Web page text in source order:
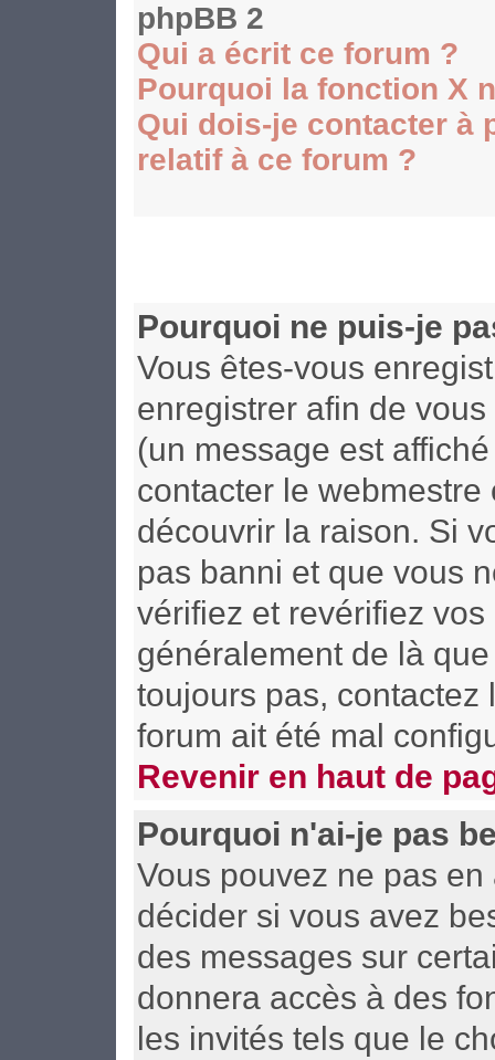
phpBB 2
Qui a écrit ce forum ?
Pourquoi la fonction X
Qui dois-je contacter à
relatif à ce forum ?
Pourquoi ne puis-je
Vous êtes-vous
enregistrer afin de
(un message est
contacter le
découvrir la raison. Si
pas banni et que vous
vérifiez et revérifiez
généralement de là
toujours pas, contactez
forum ait été mal
Revenir en haut de
Pourquoi n'ai-je pas
Vous pouvez ne pas
décider si vous avez
des messages sur
donnera accès à des
les invités tels que le